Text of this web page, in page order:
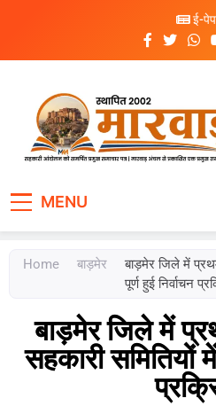
ई-
Marwad Ka Mitra
MENU
Home बाड़मेर
बाड़मेर जिले में
पूर्ण हुई निर्वाचन
बाड़मेर जिले में
सहकारी समितियों